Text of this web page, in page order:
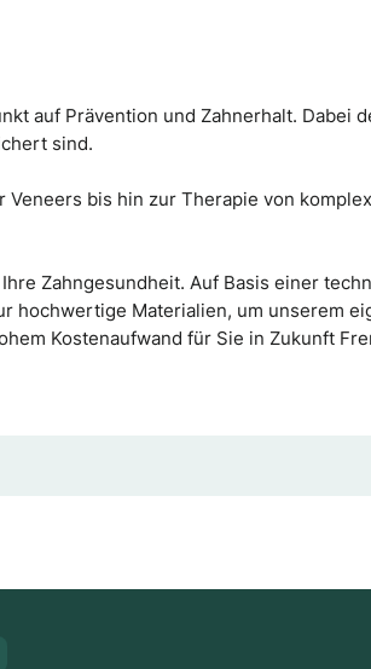
auf Prävention und Zahnerhalt. Dabei
sind.
bis hin zur Therapie von
Zahngesundheit. Auf Basis einer
Materialien, um unserem
Kostenaufwand für Sie in Zukunft